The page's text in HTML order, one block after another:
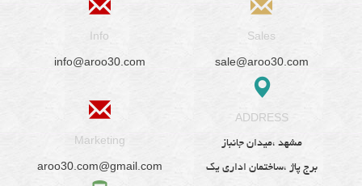
Info
info@aroo30.com
Sales
sale@aroo30.com
Marketing
aroo30.com@gmail.com
ADDRESS
مشهد ،میدان جانباز
برج پاژ ،ساختمان اداری یک